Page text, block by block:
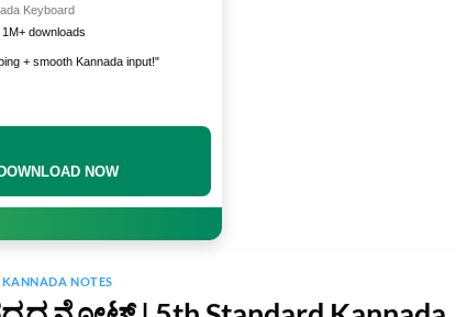
Keyboard
1M+ downloads
+ smooth Kannada input!"
DOWNLOAD NOW
KANNADA NOTES